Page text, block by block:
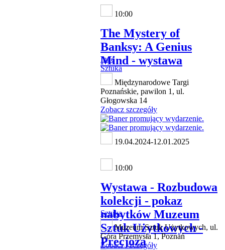
10:00
The Mystery of
Banksy: A Genius
Mind - wystawa
Inne
Sztuka
Międzynarodowe Targi
Poznańskie, pawilon 1, ul.
Głogowska 14
Zobacz szczegóły
19.04.2024-12.01.2025
10:00
Wystawa - Rozbudowa
kolekcji - pokaz
nabytków Muzeum
Sztuk Użytkowych -
Precjoza
Sztuka
Muzeum Sztuk Użytkowych, ul.
Góra Przemysła 1, Poznań
Zobacz szczegóły